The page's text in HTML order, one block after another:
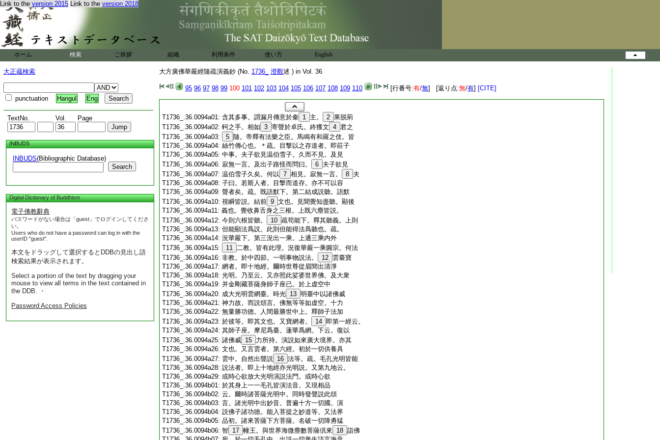
Link to the version 2015 Link to the version 2018
ホーム 検索 ご挨拶 組織 利用条件 使い方 English
大正蔵検索
punctuation Hangul Eng
TextNo. Vol. Page
INBUDS
INBUDS(Bibliographic Database)
Search
Digital Dictionary of Buddhism
電子佛教辭典
パスワードがない場合は「guest」でログインしてくださ
い。
Users who do not have a password can log in with the
userID "guest".
本文をドラッグして選択するとDDBの見出し語
検索結果が表示されます。
Select a portion of the text by dragging your
mouse to view all terms in the text contained in
the DDB. ・
Password Access Policies
大方廣佛華嚴經隨疏演義鈔 (No. 1736_ 澄觀述 ) in Vol. 36
95 96 97 98 99 100 101 102 103 104 105 106 107 108 109 110 [行番号:有/無] [返り点:無/有] [CITE]
T1736_.36.0094a01: 含其多事。謂漏月傳意於秦 1 主。 2 果脱荊
T1736_.36.0094a02: 軻之手。相如 3 寄聲於卓氏。終獲文 4 君之
T1736_.36.0094a03:
5 隨。帝釋有法樂之臣。馬鳴有和羅之伎。皆
T1736_.36.0094a04: 絲竹傳心也。＊疏。目撃以之存道者。即莊子
T1736_.36.0094a05: 中事。夫子欲見温伯雪子。久而不見。及見
T1736_.36.0094a06: 寂無一言。及出子路怪而問曰。 6 夫子欲見
T1736_.36.0094a07: 温伯雪子久矣。何以 7 相見。寂無一言。 8 夫
T1736_.36.0094a08: 子曰。若斯人者。目撃而道存。亦不可以容
T1736_.36.0094a09: 聲者矣。疏。既語默下。第二結成説聽。語默
T1736_.36.0094a10: 視瞬皆説。結前 9 文也。見聞覺知盡聽。顯後
T1736_.36.0094a11: 義也。覺收鼻舌身之三根。上既六塵皆説。
T1736_.36.0094a12: 今則六根皆聽。 10 疏苟能下。釋其聽義。上則
T1736_.36.0094a13: 但能顯法爲説。此則但能得法爲聽也。疏。
T1736_.36.0094a14: 況華嚴下。第三況出一乘。上通三乘内外
T1736_.36.0094a15:
11 二教。皆有此理。況復華嚴一乘圓宗。何法
T1736_.36.0094a16: 非教。於中四節。一明事物説法。 12 雲臺寶
T1736_.36.0094a17: 網者。即十地經。爾時世尊從眉間出清淨
T1736_.36.0094a18: 光明。乃至云。又亦照此娑婆世界佛。及大衆
T1736_.36.0094a19: 并金剛藏菩薩身師子座已。於上虚空中
T1736_.36.0094a20: 成大光明雲網臺。時光 13 明臺中以諸佛威
T1736_.36.0094a21: 神力故。而説頌言。佛無等等如虚空。十力
T1736_.36.0094a22: 無量勝功徳。人間最勝世中上。釋師子法加
T1736_.36.0094a23: 於彼等。即其文也。又寶網者。 14 即第一經云。
T1736_.36.0094a24: 其師子座。摩尼爲臺。蓮華爲網。下云。復以
T1736_.36.0094a25: 諸佛威 15 力所持。演説如來廣大境界。亦其
T1736_.36.0094a26: 文也。又言雲者。第六經。初於一切供養具
T1736_.36.0094a27: 雲中。自然出聲説 16 法等。疏。毛孔光明皆能
T1736_.36.0094a28: 説法者。即上十地經亦光明説。又第九地云。
T1736_.36.0094a29: 或時心欲放大光明演説法門。或時心欲
T1736_.36.0094b01: 於其身上一一毛孔皆演法音。又現相品
T1736_.36.0094b02: 云。爾時諸菩薩光明中。同時發聲説此頌
T1736_.36.0094b03: 言。諸光明中出妙音。普遍十方一切國。演
T1736_.36.0094b04: 説佛子諸功徳。能入菩提之妙道等。又法界
T1736_.36.0094b05: 品初。諸來菩薩下方菩薩。名破一切障勇猛
T1736_.36.0094b06: 智 17 幢王。與世界海微塵數菩薩倶來 18 詣佛